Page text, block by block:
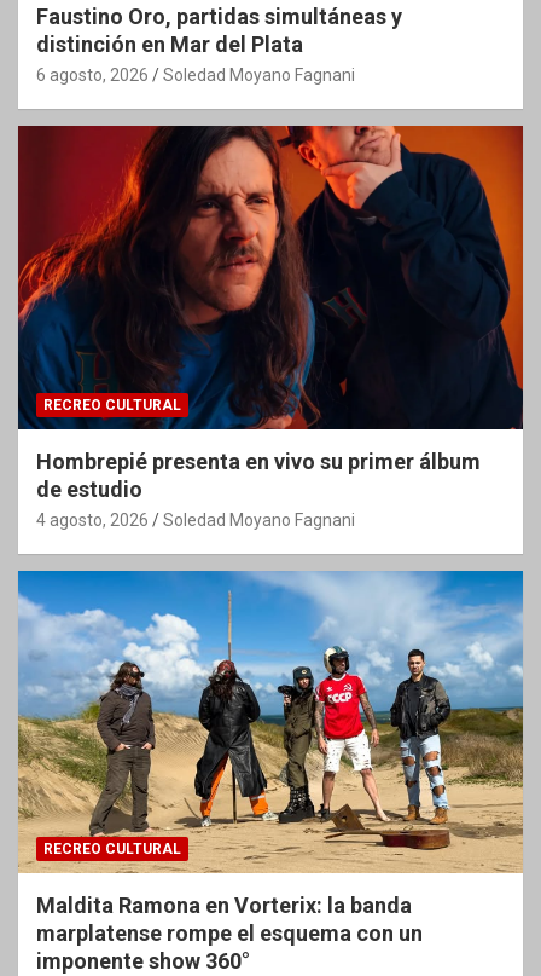
Faustino Oro, partidas simultáneas y
distinción en Mar del Plata
6 agosto, 2026 Soledad Moyano Fagnani
RECREO CULTURAL
Hombrepié presenta en vivo su primer álbum
de estudio
4 agosto, 2026 Soledad Moyano Fagnani
RECREO CULTURAL
Maldita Ramona en Vorterix: la banda
marplatense rompe el esquema con un
imponente show 360°